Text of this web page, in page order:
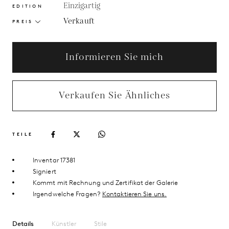
EDITION Einzigartig
PREIS Verkauft
Informieren Sie mich
Verkaufen Sie Ähnliches
TEILE
Inventar 17381
Signiert
Kommt mit Rechnung und Zertifikat der Galerie
Irgendwelche Fragen? Kontaktieren Sie uns.
Details Künstler Stile